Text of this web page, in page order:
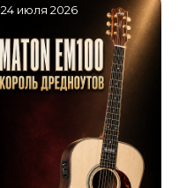
24 июля 2026